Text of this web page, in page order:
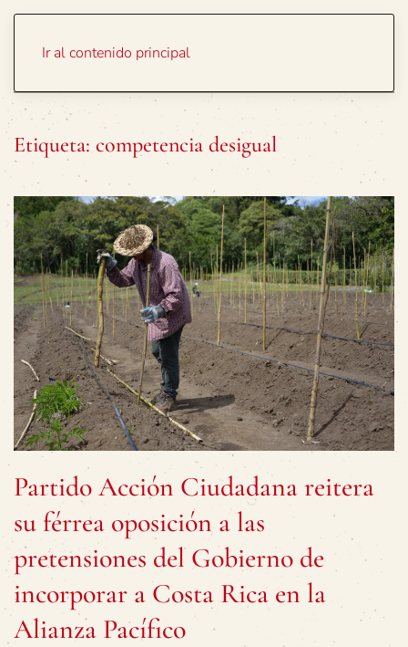
Ir al contenido principal
Etiqueta: competencia desigual
Partido Acción Ciudadana reitera
su férrea oposición a las
pretensiones del Gobierno de
incorporar a Costa Rica en la
Alianza Pacífico